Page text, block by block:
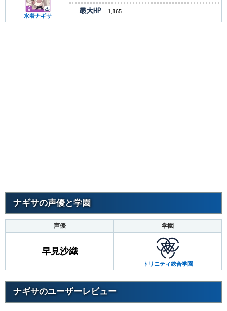
水着ナギサ
最大HP 1,165
ナギサの声優と学園
声優 学園
早見沙織
トリニティ総合学園
ナギサのユーザーレビュー